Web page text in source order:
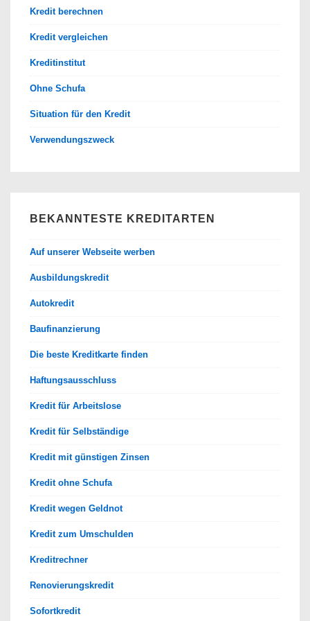
Kredit berechnen
Kredit vergleichen
Kreditinstitut
Ohne Schufa
Situation für den Kredit
Verwendungszweck
BEKANNTESTE KREDITARTEN
Auf unserer Webseite werben
Ausbildungskredit
Autokredit
Baufinanzierung
Die beste Kreditkarte finden
Haftungsausschluss
Kredit für Arbeitslose
Kredit für Selbständige
Kredit mit günstigen Zinsen
Kredit ohne Schufa
Kredit wegen Geldnot
Kredit zum Umschulden
Kreditrechner
Renovierungskredit
Sofortkredit